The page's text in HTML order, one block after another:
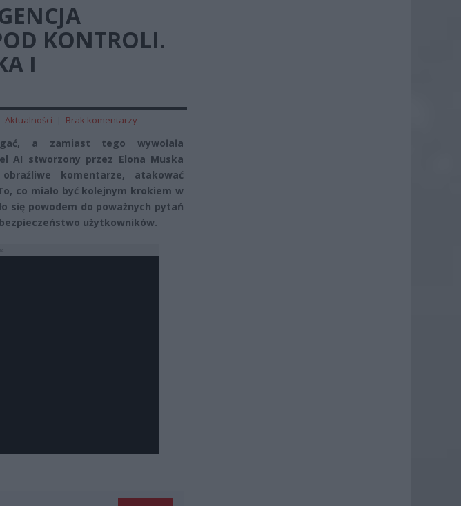
KONTROLI.
I
Aktualności | Brak komentarzy
a zamiast tego wywołała
AI stworzony przez Elona Muska
komentarze, atakować
co miało być kolejnym krokiem w
się powodem do poważnych pytań
użytkowników.